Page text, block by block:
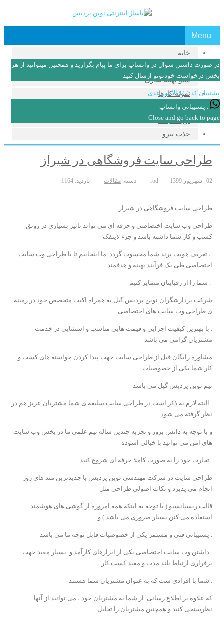
Menu
خانه
طراحی سایت
سئو بهینه سازی
نمونه کارها
مقالات
ارتباط با ما
جذب نیرو
در صورت داشتن سوال در واتساپ برای ما پیام بگزارید و همچنین میتوانید از هر
بخش درخواست خودتونو ارسال کنید
پشتیبان کد 114
الاهه رعدی
. پشتیبانی واتساپ
Close and go back to page
طراحی سایت فروشگاهی در شیراز
02 شهریور 1399 rod دسته: مقالات بازدید: 1164
طراحی سایت فروشگاهی در شیراز
طراحی وب سایت اختصاصی و حرفه ای می تواند تاثیر بسیاری در رونق
کسب و کار شما داشته باشد و جزء لاینفک
، تعریف هویت برند شما محسوب گردد. ما اینجاییم تا با طراحی وب سایت
اختصاصی طی یک فرآیند بهینه و هدفمند
. شما را از رقبایتان متمایز کنیم
شرکت پردازشگران نوین پردیس گیل به همراه اکیپ متخصص خود در زمینه
ی طراحی وب سایت های اختصاصی
. با بهترین کیفیت اجرایی و قیمت هایی مناسب و استثنایی در خدمت
مشتریان گرامی می باشد
مشاوره رایگان قبل از طراحی سایت جهت پیدا کردن خواسته های کسب و
کار شما یکی از خصوصیات
تیم نوین پردیس گیل می باشد
. البته لازم به ذکر است در طراحی سایت سلیقه ی شما مشتریان عزیز هم در
نظر گرفته می شود
و با توجه به دانش بروز و تجربه چندین ساله تیم علمی ما در بخش وب سایت
های امن می توانید با خیالی آسوده
. تجارت خود را به صورت کاملا حرفه ای شروع کنید
طراحی سایت در شرکت مهندسی نوین پردیس با جدیدترین متد های روز
انجام می پذیرد و نکات اصولی طراحی مثل
قالب ریسپانسیو ( با توجه به اینکه همه امروزه از گوشی های هوشمند
استفاده می کنن بسیار ضروری می باشد ) و
. پشتیبانی فنی و مستمر یکی از خصوصیات قابل توجه ما می باشد
داشتن وب سایت اختصاصی یکی از ابزارهای کارآمد و بسیار مفید جهت
برقراری ارتباط بلند مدت و مفید کسب کار
. شما با افرادی ست که به عنوان مشتریان شما هستند
که علاوه بر اطلاع رسانی از شما به مشتریان خود ، می توانید از آنها
نظرسنجی کنید و همچنین مشتریان را تحلیل